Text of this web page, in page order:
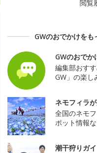
閲覧
GWのおでかけをも
GWのおでか
編集部おす
GW」の楽し
ネモフィラ
全国のネモ
ポット情報
潮干狩りガ